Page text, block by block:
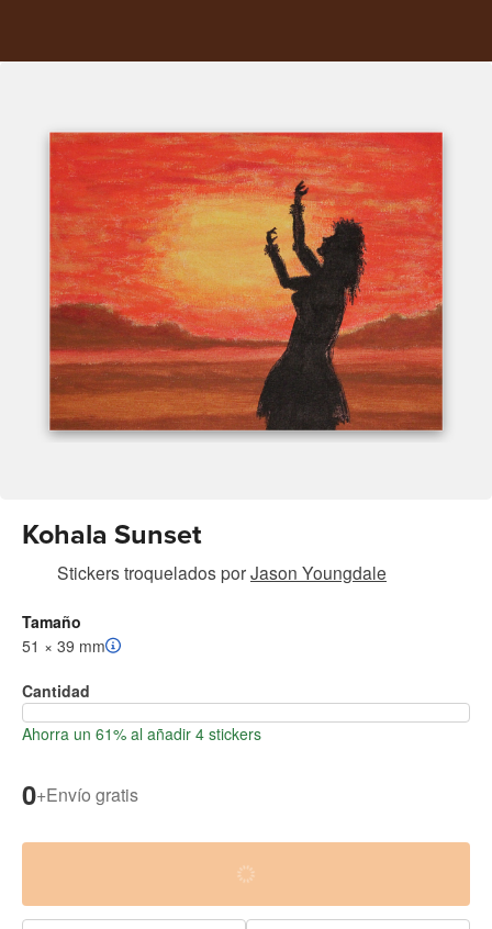
Kohala Sunset
Stickers troqueladosporJason Youngdale
Tamaño
51 × 39 mm
Cantidad
Ahorra un 61% al añadir 4 stickers
0+Envío gratis